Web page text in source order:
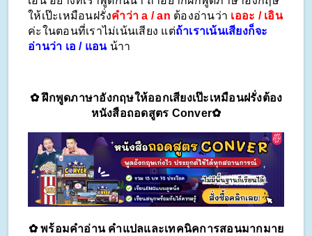
ให้เป๊ะเหมือนฝรั่งคำว่า a / an ต้องอ่านว่า เออะ / เอิน
ค่ะในตอนที่เราไม่เน้นเสียง แต่ถ้าเราเน้นเสียงก็จะ
อ่านว่า เอ / แอน น้าา
✿ ฝึกพูดภาษาอังกฤษให้ออกเสียงเป๊ะเหมือนฝรั่งต้อง
หนังสือถอดสูตร Conver✿
✿ พร้อมคำอ่าน คำแปลและเทคนิคการสอนมากมาย